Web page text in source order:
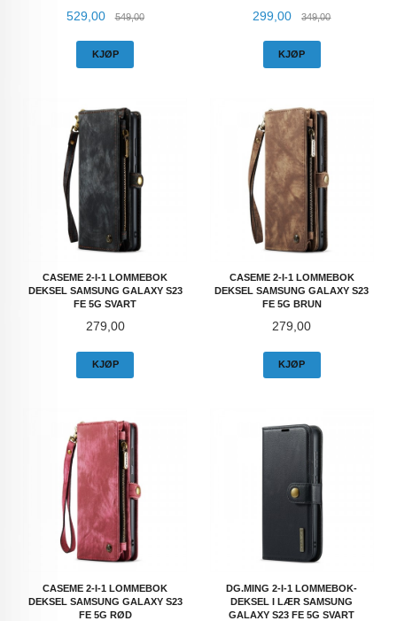
Tilbud
529,00 549,00Rabatt
KJØP
Tilbud
299,00 349,00Rabatt
KJØP
CASEME 2-I-1 LOMMEBOK
DEKSEL SAMSUNG GALAXY S23
FE 5G SVART
Pris
279,00
KJØP
CASEME 2-I-1 LOMMEBOK
DEKSEL SAMSUNG GALAXY S23
FE 5G BRUN
Pris
279,00
KJØP
CASEME 2-I-1 LOMMEBOK
DEKSEL SAMSUNG GALAXY S23
FE 5G RØD
DG.MING 2-I-1 LOMMEBOK-
DEKSEL I LÆR SAMSUNG
GALAXY S23 FE 5G SVART